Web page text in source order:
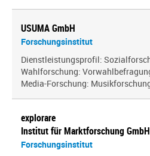
USUMA GmbH
Forschungsinstitut
Dienstleistungsprofil:
Wahlforschung:
Media-Forschung:
explorare
Institut für Marktforschung GmbH
Forschungsinstitut